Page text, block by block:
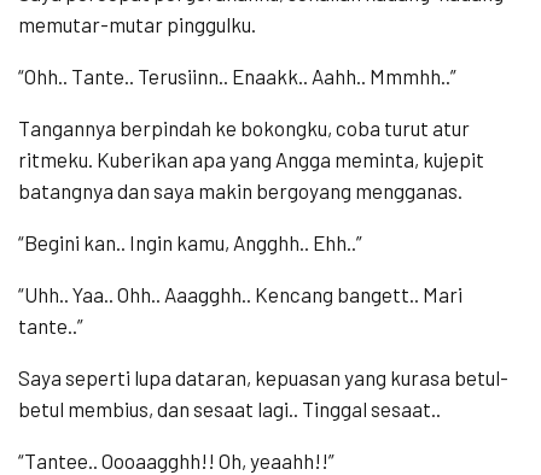
memutar-mutar pinggulku.
“Ohh.. Tante.. Terusiinn.. Enaakk.. Aahh.. Mmmhh..”
Tangannya berpindah ke bokongku, coba turut atur
ritmeku. Kuberikan apa yang Angga meminta, kujepit
batangnya dan saya makin bergoyang mengganas.
“Begini kan.. Ingin kamu, Angghh.. Ehh..”
“Uhh.. Yaa.. Ohh.. Aaagghh.. Kencang bangett.. Mari
tante..”
Saya seperti lupa dataran, kepuasan yang kurasa betul-
betul membius, dan sesaat lagi.. Tinggal sesaat..
“Tantee.. Oooaagghh!! Oh, yeaahh!!”